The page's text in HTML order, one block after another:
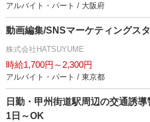
アルバイト・パート / 大阪府
動画編集/SNSマーケティングス
株式会社HATSUYUME
時給1,700円～2,300円
アルバイト・パート / 東京都
日勤・甲州街道駅周辺の交通誘
1日～OK